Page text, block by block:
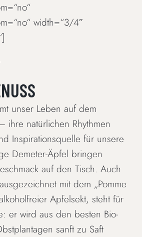
width=“3/4″
unser Leben auf dem
ihre natürlichen Rhythmen
Inspirationsquelle für unsere
Demeter-Äpfel bringen
auf den Tisch. Auch
mit dem „Pomme
Apfelsekt, steht für
er wird aus den besten Bio-
sanft zu Saft